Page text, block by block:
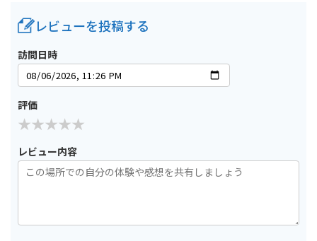
レビューを投稿する
訪問日時
評価
レビュー内容